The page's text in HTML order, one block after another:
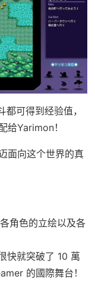
可得到经验值，
给Yarimon！
面向这个世界的真
各角色的立绘以及各
快就突破了 10 萬
的國際舞台！